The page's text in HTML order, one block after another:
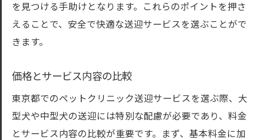
を見つける手助けとなります。これらのポイントを押さ
えることで、安全で快適な送迎サービスを選ぶことがで
きます。
価格とサービス内容の比較
東京都でのペットクリニック送迎サービスを選ぶ際、大
型犬や中型犬の送迎には特別な配慮が必要であり、料金
とサービス内容の比較が重要です。まず、基本料金に加